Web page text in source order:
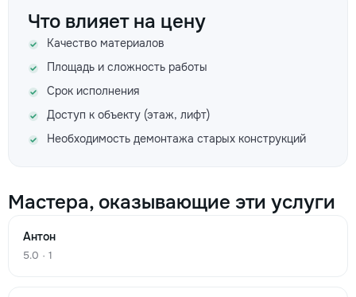
3
113
m²
Изготовление кухни п.м.
992
Что влияет на цену
Качество материалов
Площадь и сложность работы
Срок исполнения
Доступ к объекту (этаж, лифт)
Необходимость демонтажа старых конструкций
Мастера, оказывающие эти услуги
Антон
5.0 · 1